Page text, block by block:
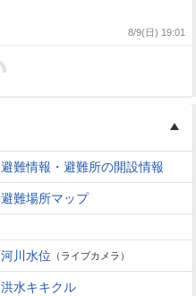
8/9(日) 19:01
避難情報・避難所の開設情報
避難場所マップ
河川水位 （ライブカメラ）
洪水キキクル